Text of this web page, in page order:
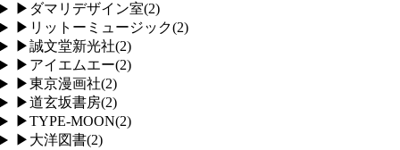
▶ ダマリデザイン室(2)
▶ リットーミュージック(2)
▶誠文堂新光社(2)
▶ アイエムエー(2)
▶東京漫画社(2)
▶道玄坂書房(2)
▶TYPE-MOON(2)
▶ 大洋図書(2)